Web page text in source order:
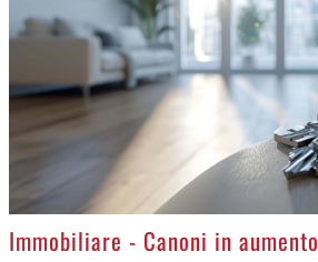
Immobiliare - Canoni in aumento